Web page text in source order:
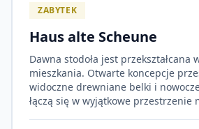
ZABYTEK
Haus alte Scheune
Dawna stodoła jest przekształcana
mieszkania. Otwarte koncepcje
widoczne drewniane belki i
łączą się w wyjątkowe przestrzenie